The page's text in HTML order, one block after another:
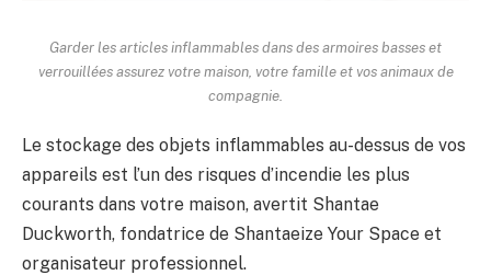
Garder les articles inflammables dans des armoires basses et
verrouillées assurez votre maison, votre famille et vos animaux de
compagnie.
Le stockage des objets inflammables au-dessus de vos
appareils est l’un des risques d’incendie les plus
courants dans votre maison, avertit Shantae
Duckworth, fondatrice de Shantaeize Your Space et
organisateur professionnel.